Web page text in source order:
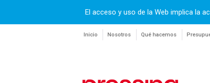
El acceso y uso de la Web implica la
Inicio Nosotros Qué hacemos